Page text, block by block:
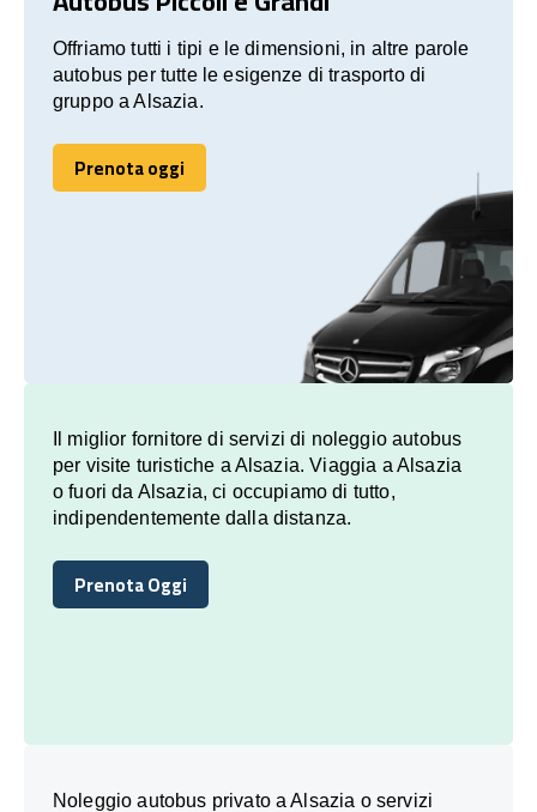
Offriamo tutti i tipi e le dimensioni, in altre parole
autobus per tutte le esigenze di trasporto di
gruppo a Alsazia.
Prenota oggi
Prenota oggi
Il miglior fornitore di servizi di noleggio autobus
per visite turistiche a Alsazia. Viaggia a Alsazia
o fuori da Alsazia, ci occupiamo di tutto,
indipendentemente dalla distanza.
Prenota Oggi
Prenota Oggi
Noleggio autobus privato a Alsazia o servizi